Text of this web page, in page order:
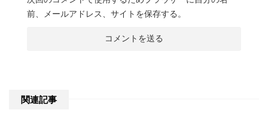
前、メールアドレス、サイトを保存する。
関連記事